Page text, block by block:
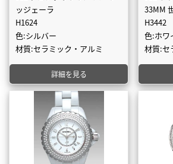
ッジェーラ
H1624
色:シルバー
材質:セラミック・アルミ
詳細を見る
33MM
H3442
色:ホワ
材質:セ